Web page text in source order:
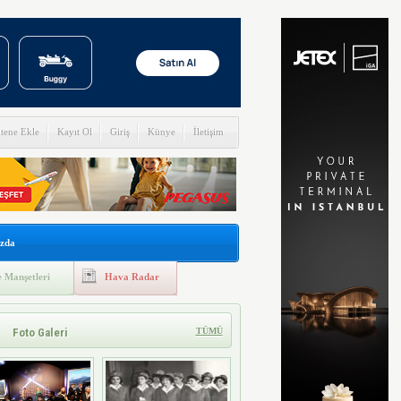
Ekle Kayıt Ol Giriş Künye İletişim
Manşetleri Hava Radar
Foto Galeri TÜMÜ